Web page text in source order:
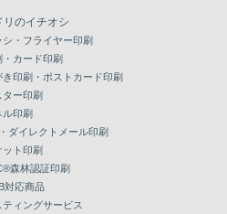
リのイチオシ
シ・フライヤー印刷
・カード印刷
き印刷・ポストカード印刷
ター印刷
ル印刷
ダイレクトメール印刷
ット印刷
森林認証印刷
対応商品
ティングサービス